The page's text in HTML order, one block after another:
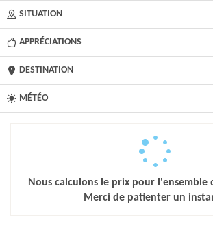
SITUATION
APPRÉCIATIONS
DESTINATION
MÉTÉO
Nous calculons le prix pour l'ensemble
Merci de patienter un